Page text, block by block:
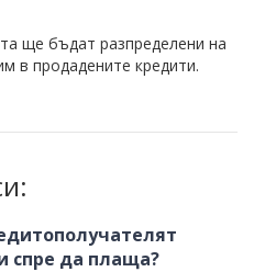
ще бъдат разпределени на
в продадените кредити.
спре да плаща?